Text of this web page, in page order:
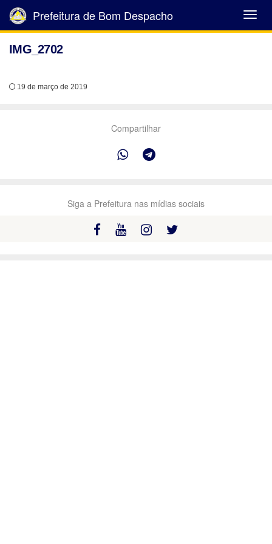
Abrir
Menu
Prefeitura de Bom Despacho
IMG_2702
19 de março de 2019
Compartilhar
Siga a Prefeitura nas mídias sociais